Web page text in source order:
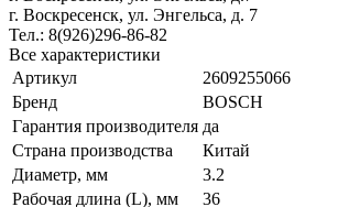
г. Воскресенск, ул. Энгельса, д. 7
Тел.: 8(926)296-86-82
Все характеристики
Артикул
2609255066
Бренд
BOSCH
Гарантия производителя да
Страна производства
Китай
Диаметр, мм
3.2
Рабочая длина (L), мм
36